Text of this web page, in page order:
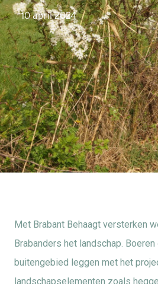
10 april 2024
Met Brabant Behaagt versterken
Brabanders het landschap.
buitengebied leggen met het
landschapselementen zoals